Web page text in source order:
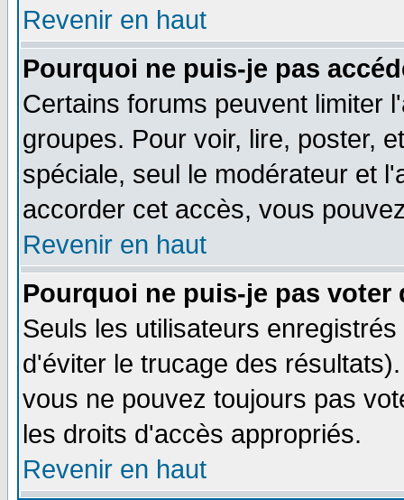
Revenir en haut
Pourquoi ne puis-je pas
Certains forums peuvent limiter
groupes. Pour voir, lire, poster,
spéciale, seul le modérateur et
accorder cet accès, vous
Revenir en haut
Pourquoi ne puis-je pas voter
Seuls les utilisateurs
d'éviter le trucage des
vous ne pouvez toujours pas
les droits d'accès appropriés.
Revenir en haut